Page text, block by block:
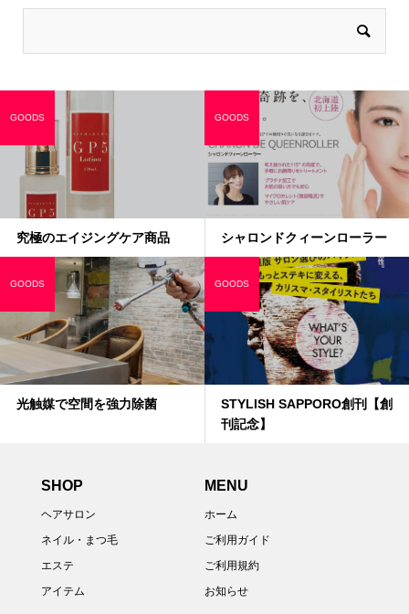
究極のエイジングケア商品
GOODS
シャロンドクィーンローラー
GOODS
光触媒で空間を強力除菌
GOODS
STYLISH SAPPORO創刊【創
刊記念】
GOODS
SHOP
ヘアサロン
ネイル・まつ毛
エステ
アイテム
MENU
ホーム
ご利用ガイド
ご利用規約
お知らせ